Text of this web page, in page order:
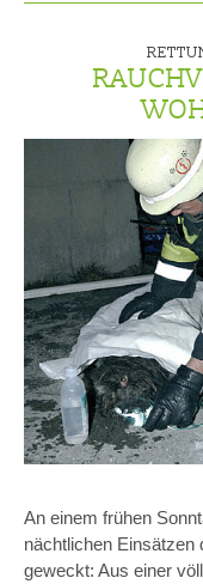
An einem frühen
nächtlichen Einsätzen
geweckt: Aus einer